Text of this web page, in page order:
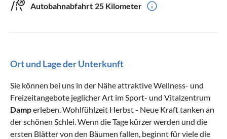
Autobahnabfahrt 25 Kilometer
Ort und Lage der Unterkunft
Sie können bei uns in der Nähe attraktive Wellness- und
Freizeitangebote jeglicher Art im Sport- und Vitalzentrum
Damperleben. Wohlfühlzeit Herbst - Neue Kraft tanken an
der schönen Schlei. Wenn die Tage kürzer werden und die
ersten Blätter von den Bäumen fallen, beginnt für viele die